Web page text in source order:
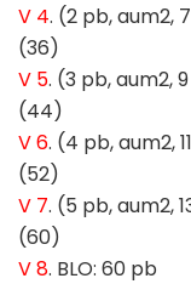
V 4. (2 pb, aum2,
(36)
V 5. (3 pb, aum2,
(44)
V 6. (4 pb, aum2,
(52)
V 7. (5 pb, aum2,
(60)
V 8. BLO: 60 pb